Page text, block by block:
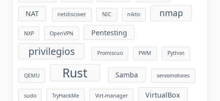
NAT netdiscover NIC nikto nmap
NXP OpenVPN Pentesting
privilegios Promiscuo PWM Python
QEMU Rust Samba servomotores
sudo TryHackMe Virt-manager VirtualBox